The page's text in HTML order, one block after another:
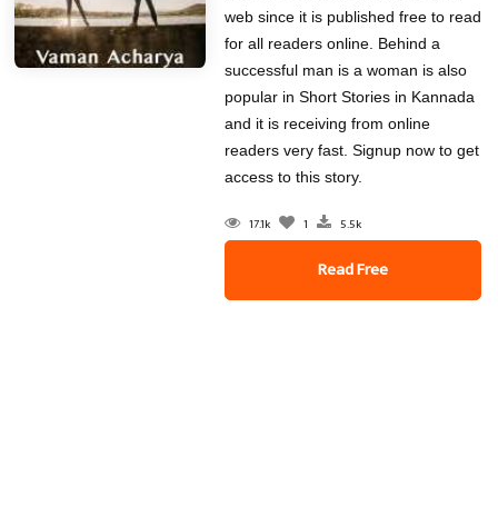
web since it is published free to read
for all readers online. Behind a
successful man is a woman is also
popular in Short Stories in Kannada
and it is receiving from online
readers very fast. Signup now to get
access to this story.
17.1k 1 5.5k
Read Free